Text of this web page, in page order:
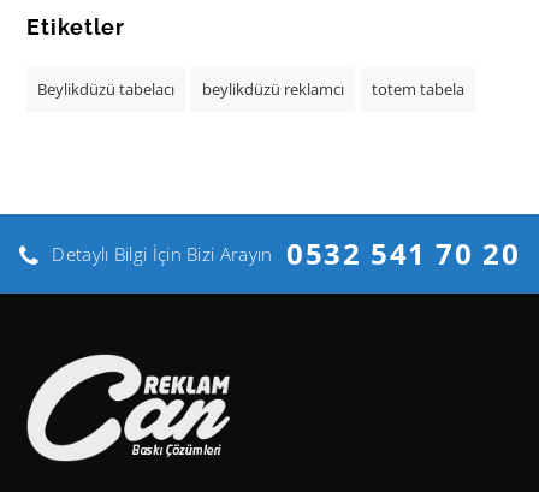
Etiketler
Beylikdüzü tabelacı beylikdüzü reklamcı totem tabela
Detaylı Bilgi İçin Bizi Arayın 0532 541 70 20